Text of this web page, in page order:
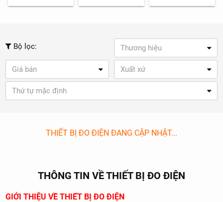
Bộ lọc: Thương hiệu
Giá bán Xuất xứ
Thứ tự mặc định
THIẾT BỊ ĐO ĐIỆN ĐANG CẬP NHẬT...
THÔNG TIN VỀ THIẾT BỊ ĐO ĐIỆN
GIỚI THIỆU VỀ THIẾT BỊ ĐO ĐIỆN